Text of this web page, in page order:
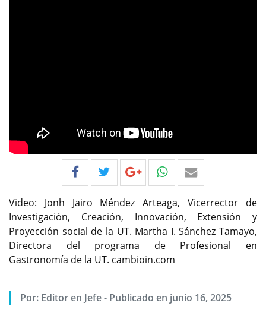
Video: Jonh Jairo Méndez Arteaga, Vicerrector de
Investigación, Creación, Innovación, Extensión y
Proyección social de la UT. Martha I. Sánchez Tamayo,
Directora del programa de Profesional en
Gastronomía de la UT. cambioin.com
Por: Editor en Jefe- Publicado en junio 16, 2025